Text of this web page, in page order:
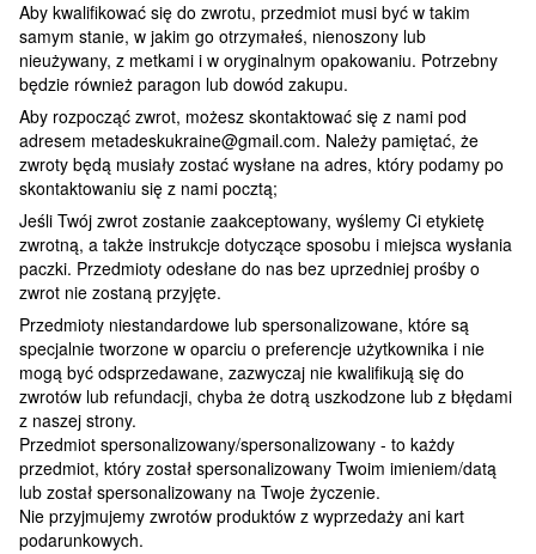
Aby kwalifikować się do zwrotu, przedmiot musi być w takim
samym stanie, w jakim go otrzymałeś, nienoszony lub
nieużywany, z metkami i w oryginalnym opakowaniu. Potrzebny
będzie również paragon lub dowód zakupu.
Aby rozpocząć zwrot, możesz skontaktować się z nami pod
adresem metadeskukraine@gmail.com. Należy pamiętać, że
zwroty będą musiały zostać wysłane na adres, który podamy po
skontaktowaniu się z nami pocztą;
Jeśli Twój zwrot zostanie zaakceptowany, wyślemy Ci etykietę
zwrotną, a także instrukcje dotyczące sposobu i miejsca wysłania
paczki. Przedmioty odesłane do nas bez uprzedniej prośby o
zwrot nie zostaną przyjęte.
Przedmioty niestandardowe lub spersonalizowane, które są
specjalnie tworzone w oparciu o preferencje użytkownika i nie
mogą być odsprzedawane, zazwyczaj nie kwalifikują się do
zwrotów lub refundacji, chyba że dotrą uszkodzone lub z błędami
z naszej strony.
Przedmiot spersonalizowany/spersonalizowany - to każdy
przedmiot, który został spersonalizowany Twoim imieniem/datą
lub został spersonalizowany na Twoje życzenie.
Nie przyjmujemy zwrotów produktów z wyprzedaży ani kart
podarunkowych.